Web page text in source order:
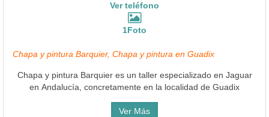
Ver teléfono
1Foto
Chapa y pintura Barquier, Chapa y pintura en Guadix
Chapa y pintura Barquier es un taller especializado en Jaguar
en Andalucía, concretamente en la localidad de Guadix
Ver Más